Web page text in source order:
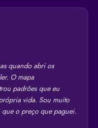
quando abri os
O mapa
padrões que eu
vida. Sou muito
o preço que paguei.